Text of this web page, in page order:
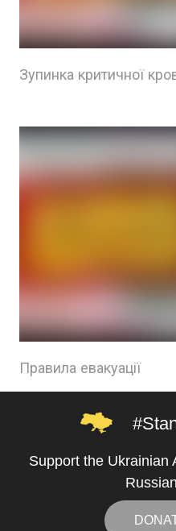
Зупинка критичної
Правила евакуації
Support the Ukrainian